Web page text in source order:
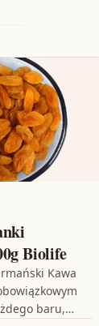
Biolife
Kawa
baru,